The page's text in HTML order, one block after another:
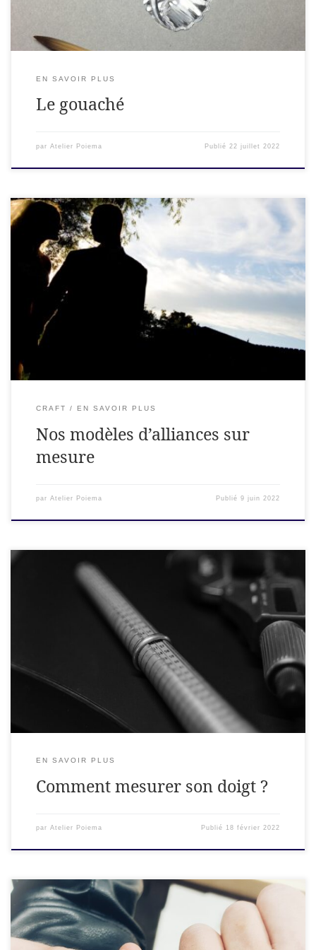
EN SAVOIR PLUS
Le gouaché
par Atelier Poiema Publié 22 juillet 2022
Nos modèles d'alliances. Cette liste n'est pas exhaustive. Des
milliers de variantes sont possibles. Venez parler de vos
envies d'alliance avec l'équipe de créateurs joailliers d'Atelier
POIEMA, vos artisans bijoutier en Ardèche.
CRAFT EN SAVOIR PLUS
Nos modèles d’alliances sur
mesure
par Atelier Poiema Publié9 juin 2022
Vous souhaitez commander mais vous doutez de votre taille?
Pas de panique, nous allons tout vous expliquer. Comment
prendre sa taille de doigt? Vous pouvez utiliser une bande de
papier mais aussi un mettre de couturière. Ici nous partons
du principe que vous n’avez qu’un matériel sommaire sous
la main […]
EN SAVOIR PLUS
Comment mesurer son doigt ?
par Atelier Poiema Publié 18 février 2022